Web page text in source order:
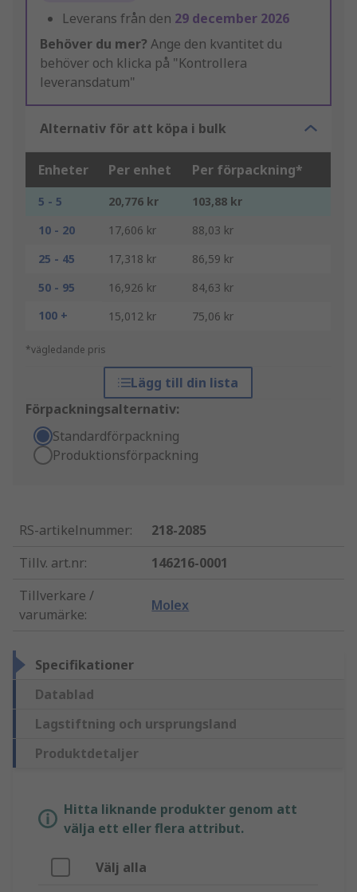
Leverans från den 29 december 2026
Behöver du mer? Ange den kvantitet du
behöver och klicka på "Kontrollera
leveransdatum"
Alternativ för att köpa i bulk
Enheter Per enhet Per förpackning*
5 - 5 20,776 kr
103,88 kr
10 - 20
17,606 kr
88,03 kr
25 - 45
17,318 kr
86,59 kr
50 - 95
16,926 kr
84,63 kr
100 +
15,012 kr 75,06 kr
*vägledande pris
Lägg till din lista
Förpackningsalternativ:
Standardförpackning
Produktionsförpackning
RS-artikelnummer:
218-2085
Tillv. art.nr:
146216-0001
Tillverkare /
varumärke:
Molex
Specifikationer
Datablad
Lagstiftning och ursprungsland
Produktdetaljer
Hitta liknande produkter genom att
välja ett eller flera attribut.
Välj alla